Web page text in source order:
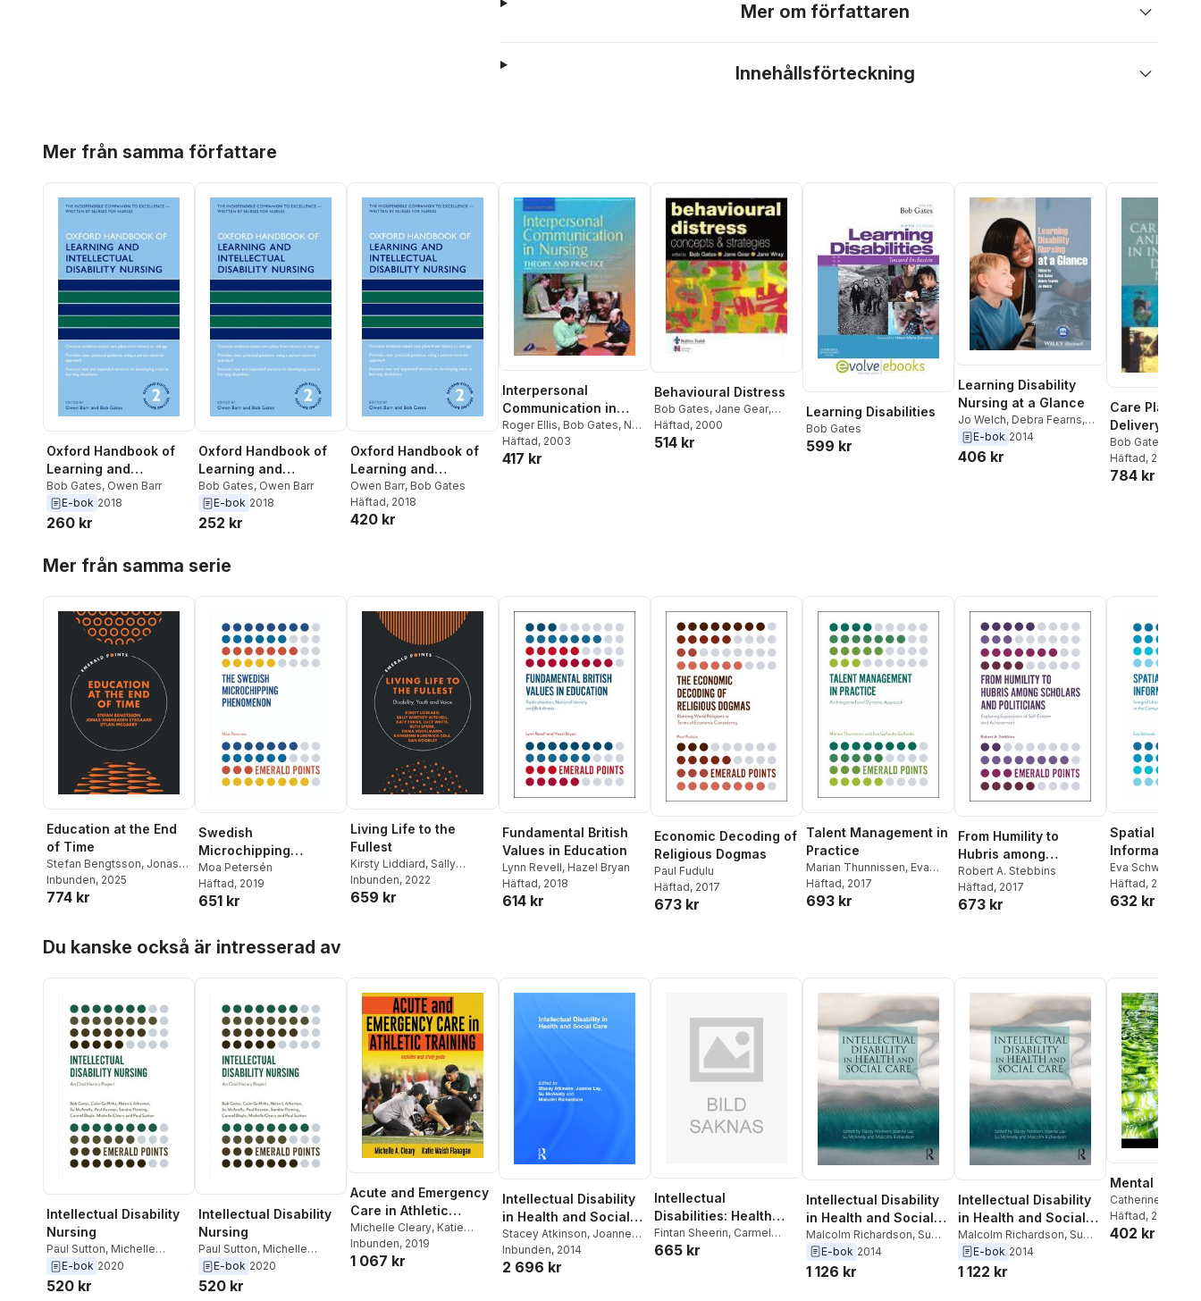
Mer om författaren
Innehållsförteckning
Mer från samma författare
Oxford Handbook of
Learning and
Intellectual Disability
Nursing
Bob Gates, Owen Barr
E-bok 2018
260 kr
Oxford Handbook of
Learning and
Intellectual Disability
Nursing
Bob Gates, Owen Barr
E-bok 2018
252 kr
Oxford Handbook of
Learning and
Intellectual Disability
Nursing
Owen Barr, Bob Gates
Häftad, 2018
420 kr
Interpersonal
Communication in
Nursing
Roger Ellis, Bob Gates, Neil
Kenworthy
Häftad, 2003
417 kr
Behavioural Distress
Bob Gates, Jane Gear,
Jane Wray
Häftad, 2000
514 kr
Learning Disabilities
Bob Gates
599 kr
Learning Disability
Nursing at a Glance
Jo Welch, Debra Fearns,
Bob Gates
E-bok 2014
406 kr
Care
Delivery in
Disability
Bob Gates
Häftad, 2006
784 kr
Mer från samma serie
Education at the End
of Time
Stefan Bengtsson, Jonas
Andreasen Lysgaard
McGarry
Inbunden, 2025
774 kr
Swedish
Microchipping
Phenomenon
Moa Petersén
Häftad, 2019
651 kr
Living Life to the
Fullest
Kirsty Liddiard, Sally
Whitney-Mitchell
Evans ,Lucy Watts
Inbunden, 2022
659 kr
Fundamental British
Values in Education
Lynn Revell, Hazel Bryan
Häftad, 2018
614 kr
Economic Decoding of
Religious Dogmas
Paul Fudulu
Häftad, 2017
673 kr
Talent Management in
Practice
Marian Thunnissen, Eva
Gallardo-Gallardo
Häftad, 2017
693 kr
From Humility to
Hubris among
Scholars and
Politicians
Robert A. Stebbins
Häftad, 2017
673 kr
Spatial
Informal
Eva Schwab
Häftad, 2018
632 kr
Du kanske också är intresserad av
Intellectual Disability
Nursing
Paul Sutton, Michelle
Cleary,Carmel Doyle
Sandra Fleming
E-bok 2020
520 kr
Intellectual Disability
Nursing
Paul Sutton, Michelle
Cleary,Carmel Doyle
Sandra Fleming
E-bok 2020
520 kr
Acute and Emergency
Care in Athletic
Training
Michelle Cleary, Katie
Walsh Flanagan
Inbunden, 2019
1 067 kr
Intellectual Disability
in Health and Social
Care
Stacey Atkinson, Joanne
Lay,Su McAnelly
Richardson
Inbunden, 2014
2 696 kr
Intellectual
Disabilities: Health
and Social Care
Across the Lifespan
Fintan Sheerin, Carmel
Doyle
665 kr
Intellectual Disability
in Health and Social
Care
Malcolm Richardson, Su
McAnelly ,Joanne Lay
Stacey Atkinson
E-bok 2014
1 126 kr
Intellectual Disability
in Health and Social
Care
Malcolm Richardson, Su
McAnelly ,Joanne Lay
Stacey Atkinson
E-bok 2014
1 122 kr
Mental
Catherine
Donna Hodgson
Clancy,Gillian
Häftad, 2023
402 kr